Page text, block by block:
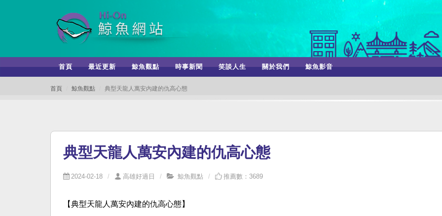
首頁 最近更新 鯨魚觀點 時事新聞 笑談人生 關於我們 鯨魚影音
首頁 鯨魚觀點 典型天龍人萬安內建的仇高心態
典型天龍人萬安內建的仇高心態
2024-02-18 高雄好過日 鯨魚觀點 推薦數：3689
【典型天龍人萬安內建的仇高心態】